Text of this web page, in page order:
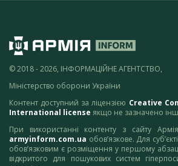
© 2018 - 2026, ІНФОРМАЦІЙНЕ АГЕНТСТВО,
Міністерство оборони України
Контент доступний за ліцензією Creative
International license якщо не зазначено
При використанні контенту з сайту
armyinform.com.ua обов’язкове. Для
обов’язковим є розміщення у першому
відкритого для пошукових систем